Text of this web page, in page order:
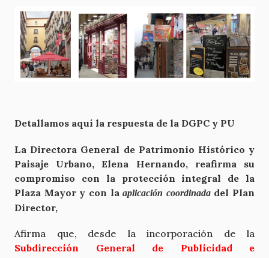
Detallamos aquí la respuesta de la DGPC y PU
La Directora General de Patrimonio Histórico y
Paisaje Urbano, Elena Hernando, reafirma su
compromiso con la protección integral de la
Plaza Mayor y con laaplicación coordinadadel Plan
Director,
Afirma que, desde la incorporación de la
Subdirección General de Publicidad e